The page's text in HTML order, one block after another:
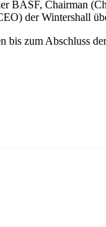
BASF, Chairman
der Wintershall
zum Abschluss